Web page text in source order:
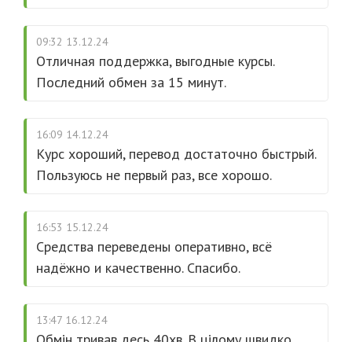
09:32 13.12.24
Отличная поддержка, выгодные курсы.
Последний обмен за 15 минут.
16:09 14.12.24
Курс хороший, перевод достаточно быстрый.
Пользуюсь не первый раз, все хорошо.
16:53 15.12.24
Средства переведены оперативно, всё
надёжно и качественно. Спасибо.
13:47 16.12.24